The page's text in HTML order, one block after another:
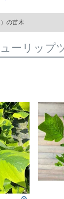
の苗木
ーリップ